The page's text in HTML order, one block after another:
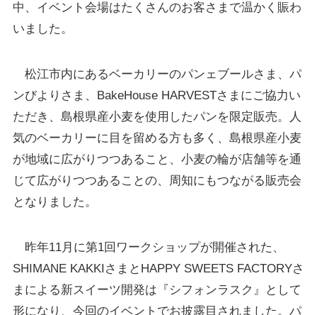
中、イベント会場はたくさんのお客さまで温かく賑わ
いました。
松江市内にあるベーカリーのパンェブールさま、パ
ンびよりさま、BakeHouse HARVESTさまにご協力い
ただき、島根県産小麦を使用したパンを限定販売。人
気のベーカリーに目を留める方も多く、島根県産小麦
が地域に広がりつつあること、小麦の輪が店舗等を通
じて広がりつつあることの、周知にもつながる販売会
となりました。
昨年11月に第1回ワークショップが開催された、
SHIMANE KAKKIさまとHAPPY SWEETS FACTORYさ
まによる新スイーツ開発は『シフォンラスク』として
形になり、今回のイベントでお披露目されました。パ